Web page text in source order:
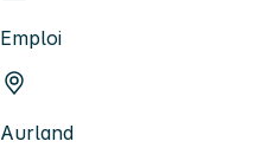
Emploi
Aurland